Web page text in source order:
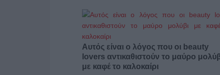
Αυτός είναι ο λόγος που οι beauty
lovers αντικαθιστούν το μαύρο
με καφέ το καλοκαίρι